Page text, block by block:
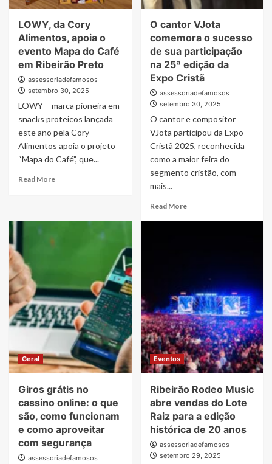
LOWY, da Cory
Alimentos, apoia o
evento Mapa do Café
em Ribeirão Preto
assessoriadefamosos
setembro 30, 2025
LOWY – marca pioneira em
snacks proteicos lançada
este ano pela Cory
Alimentos apoia o projeto
“Mapa do Café”, que...
Read MoreRead
da
Mapa
do
Café
em
Ribeirão
Preto
O cantor VJota
comemora o sucesso
de sua participação
na 25ª edição da
Expo Cristã
assessoriadefamosos
setembro 30, 2025
O cantor e compositor
VJota participou da Expo
Cristã 2025, reconhecida
como a maior feira do
segmento cristão, com
mais...
Read MoreRead
sucesso
de
sua
participação
na
25ª
edição
Expo
Cristã
Geral
Giros grátis no
cassino online: o que
são, como funcionam
e como aproveitar
com segurança
assessoriadefamosos
Eventos
Ribeirão Rodeo Music
abre vendas do Lote
Raiz para a edição
histórica de 20 anos
assessoriadefamosos
setembro 29, 2025